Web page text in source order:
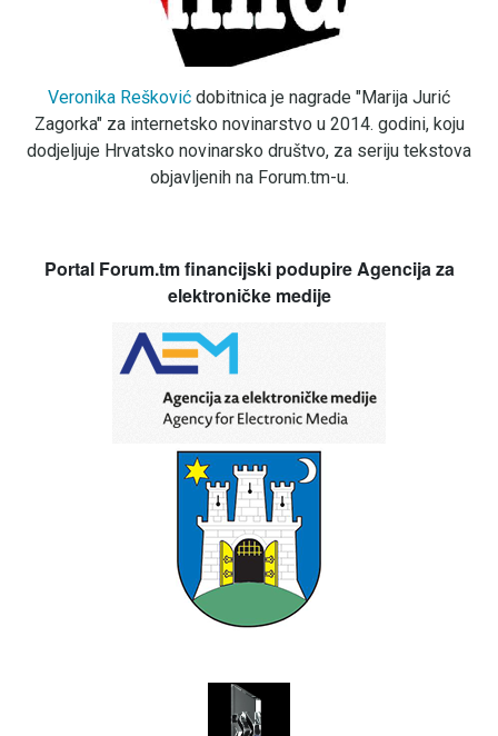
Veronika Rešković dobitnica je nagrade "Marija Jurić
Zagorka" za internetsko novinarstvo u 2014. godini, koju
dodjeljuje Hrvatsko novinarsko društvo, za seriju tekstova
objavljenih na Forum.tm-u.
Portal Forum.tm financijski podupire Agencija za
elektroničke medije